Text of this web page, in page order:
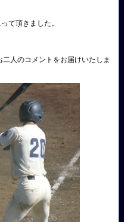
て頂きました。
人のコメントをお届けいたしま